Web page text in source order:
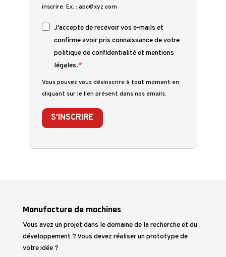
inscrire. Ex. : abc@xyz.com
J'accepte de recevoir vos e-mails et
confirme avoir pris connaissance de votre
politique de confidentialité et mentions
légales.
Vous pouvez vous désinscrire à tout moment en
cliquant sur le lien présent dans nos emails.
S'INSCRIRE
Manufacture de machines
Vous avez un projet dans le domaine de la recherche et du
développement ? Vous devez réaliser un prototype de
votre idée ?